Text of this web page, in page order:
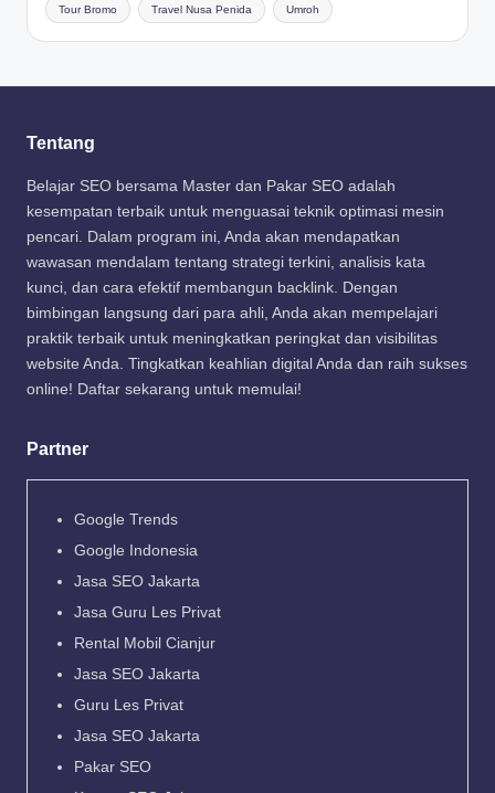
Tour Bromo Travel Nusa Penida Umroh
Tentang
Belajar SEO bersama Master dan Pakar SEO adalah
kesempatan terbaik untuk menguasai teknik optimasi mesin
pencari. Dalam program ini, Anda akan mendapatkan
wawasan mendalam tentang strategi terkini, analisis kata
kunci, dan cara efektif membangun backlink. Dengan
bimbingan langsung dari para ahli, Anda akan mempelajari
praktik terbaik untuk meningkatkan peringkat dan visibilitas
website Anda. Tingkatkan keahlian digital Anda dan raih sukses
online! Daftar sekarang untuk memulai!
Partner
Google Trends
Google Indonesia
Jasa SEO Jakarta
Jasa Guru Les Privat
Rental Mobil Cianjur
Jasa SEO Jakarta
Guru Les Privat
Jasa SEO Jakarta
Pakar SEO